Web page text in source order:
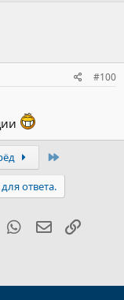
#100
ответа.
Tumblr WhatsApp